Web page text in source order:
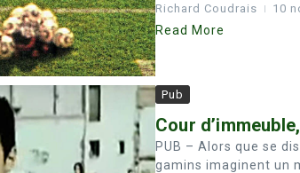
Richard Coudrais 10
Read More
Pub
Cour
PUB – Alors que se
gamins imaginent un